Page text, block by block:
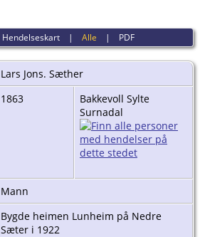
Hendelseskart |Alle | PDF
Lars Jons. Sæther
1863
Bakkevoll Sylte
Surnadal
Mann
Bygde heimen Lunheim på Nedre
Sæter i 1922